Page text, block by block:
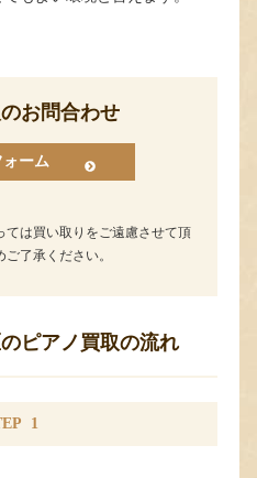
お問合わせ
ーム
ては買い取りをご遠慮させて頂
了承ください。
ピアノ買取の流れ
1